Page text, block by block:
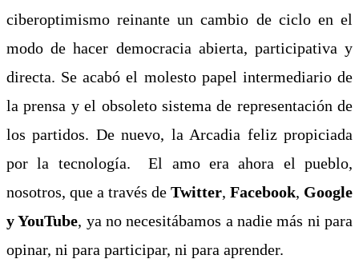
ciberoptimismo reinante un cambio de ciclo en el
modo de hacer democracia abierta, participativa y
directa. Se acabó el molesto papel intermediario de
la prensa y el obsoleto sistema de representación de
los partidos. De nuevo, la Arcadia feliz propiciada
por la tecnología. El amo era ahora el pueblo,
nosotros, que a través de Twitter, Facebook, Google
y YouTube, ya no necesitábamos a nadie más ni para
opinar, ni para participar, ni para aprender.